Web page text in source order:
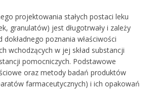
projektowania stałych postaci leku
granulatów) jest długotrwały i zależy
dokładnego poznania właściwości
wchodzących w jej skład substancji
pomocniczych. Podstawowe
oraz metody badań produktów
farmaceutycznych) i ich opakowań